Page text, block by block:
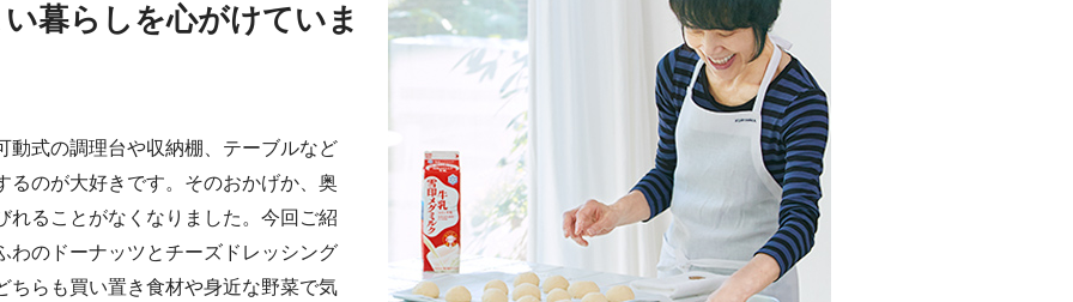
暮らしを心がけていま
動式の調理台や収納棚、テーブルなど
るのが大好きです。そのおかげか、奥
れることがなくなりました。今回ご紹
わのドーナッツとチーズドレッシング
ちらも買い置き食材や身近な野菜で気